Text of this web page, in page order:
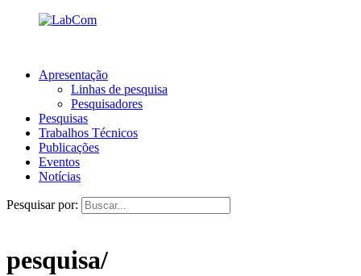
Apresentação
Linhas de pesquisa
Pesquisadores
Pesquisas
Trabalhos Técnicos
Publicações
Eventos
Notícias
Pesquisar por:
pesquisa/